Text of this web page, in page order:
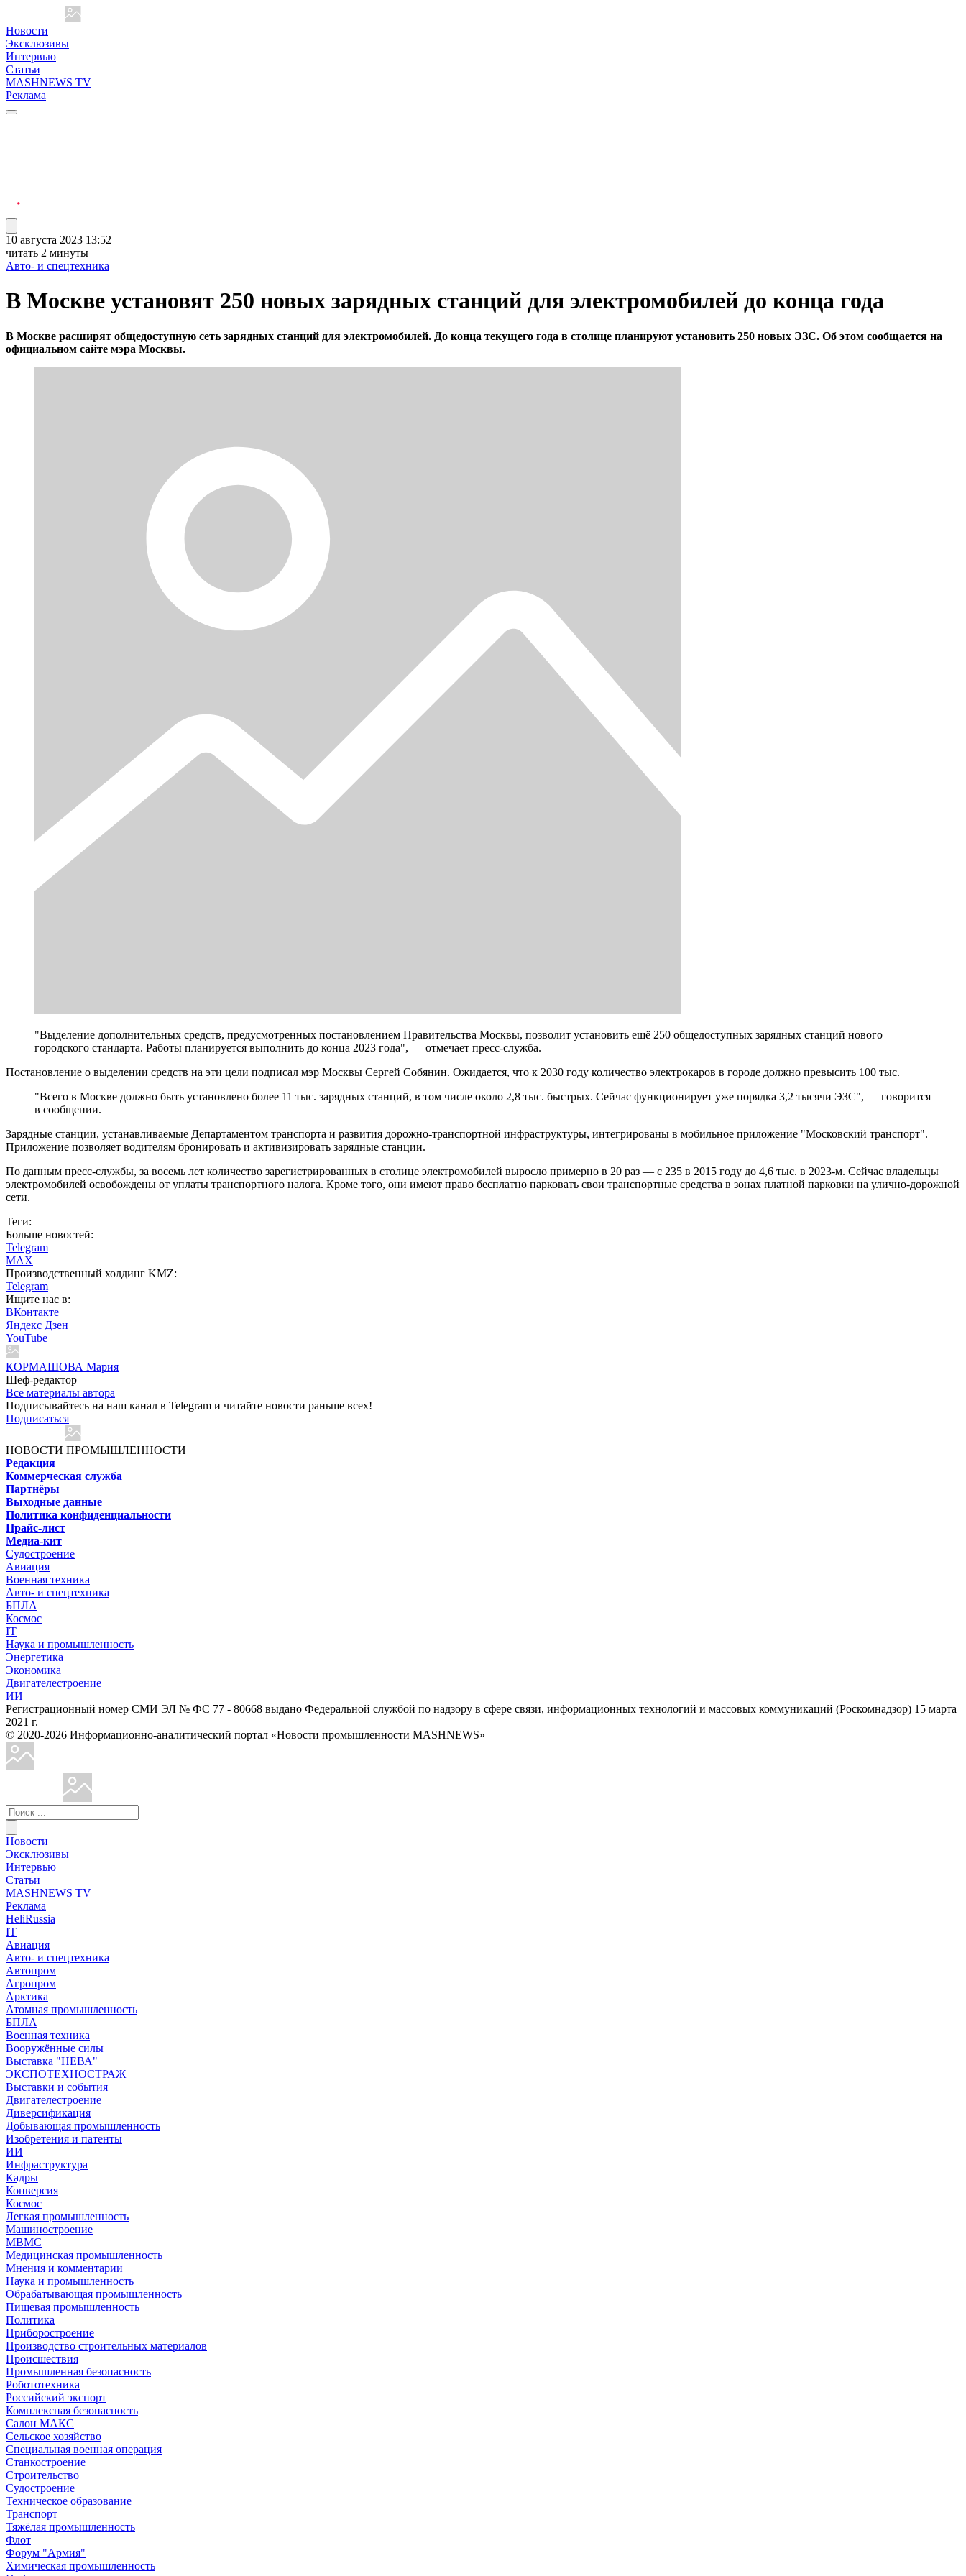
Новости
Эксклюзивы
Интервью
Статьи
MASHNEWS TV
Реклама
10 августа 2023 13:52
читать 2 минуты
Авто- и спецтехника
В Москве установят 250 новых зарядных станций для электромобилей до конца года
В Москве расширят общедоступную сеть зарядных станций для электромобилей. До конца текущего года в столице планируют установить 250 новых ЭЗС. Об этом сообщается на
официальном сайте мэра Москвы.
"Выделение дополнительных средств, предусмотренных постановлением Правительства Москвы, позволит установить ещё 250 общедоступных зарядных станций нового
городского стандарта. Работы планируется выполнить до конца 2023 года", — отмечает пресс-служба.
Постановление о выделении средств на эти цели подписал мэр Москвы Сергей Собянин. Ожидается, что к 2030 году количество электрокаров в городе должно превысить 100 тыс.
"Всего в Москве должно быть установлено более 11 тыc. зарядных станций, в том числе около 2,8 тыс. быстрых. Сейчас функционирует уже порядка 3,2 тысячи ЭЗС", — говорится
в сообщении.
Зарядные станции, устанавливаемые Департаментом транспорта и развития дорожно-транспортной инфраструктуры, интегрированы в мобильное приложение "Московский транспорт".
Приложение позволяет водителям бронировать и активизировать зарядные станции.
По данным пресс-службы, за восемь лет количество зарегистрированных в столице электромобилей выросло примерно в 20 раз — с 235 в 2015 году до 4,6 тыс. в 2023-м. Сейчас владельцы
электромобилей освобождены от уплаты транспортного налога. Кроме того, они имеют право бесплатно парковать свои транспортные средства в зонах платной парковки на улично-дорожной
сети.
Теги:
Больше новостей:
Telegram
MAX
Производственный холдинг KMZ:
Telegram
Ищите нас в:
ВКонтакте
Яндекс Дзен
YouTube
КОРМАШОВА Мария
Шеф-редактор
Все материалы автора
Подписывайтесь на наш канал в Telegram и читайте новости раньше всех!
Подписаться
НОВОСТИ ПРОМЫШЛЕННОСТИ
Редакция
Коммерческая служба
Партнёры
Выходные данные
Политика конфиденциальности
Прайс-лист
Медиа-кит
Судостроение
Авиация
Военная техника
Авто- и спецтехника
БПЛА
Космос
IT
Наука и промышленность
Энергетика
Экономика
Двигателестроение
ИИ
Регистрационный номер СМИ ЭЛ № ФС 77 - 80668 выдано Федеральной службой по надзору в сфере связи, информационных технологий и массовых коммуникаций (Роскомнадзор) 15 марта
2021 г.
© 2020-2026 Информационно-аналитический портал «Новости промышленности MASHNEWS»
Новости
Эксклюзивы
Интервью
Статьи
MASHNEWS TV
Реклама
HeliRussia
IT
Авиация
Авто- и спецтехника
Автопром
Агропром
Арктика
Атомная промышленность
БПЛА
Военная техника
Вооружённые силы
Выставка "НЕВА"
ЭКСПОТЕХНОСТРАЖ
Выставки и события
Двигателестроение
Диверсификация
Добывающая промышленность
Изобретения и патенты
ИИ
Инфраструктура
Кадры
Конверсия
Космос
Легкая промышленность
Машиностроение
МВМС
Медицинская промышленность
Мнения и комментарии
Наука и промышленность
Обрабатывающая промышленность
Пищевая промышленность
Политика
Приборостроение
Производство строительных материалов
Происшествия
Промышленная безопасность
Робототехника
Российский экспорт
Комплексная безопасность
Салон МАКС
Сельское хозяйство
Специальная военная операция
Станкостроение
Строительство
Судостроение
Техническое образование
Транспорт
Тяжёлая промышленность
Флот
Форум "Армия"
Химическая промышленность